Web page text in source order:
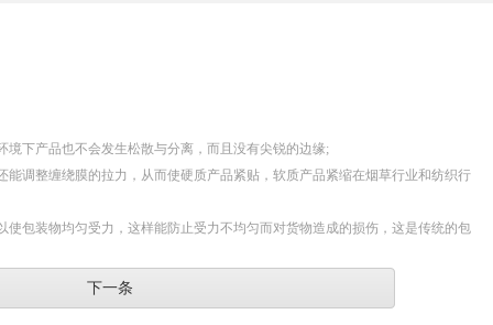
下产品也不会发生松散与分离，而且没有尖锐的边缘;
调整缠绕膜的拉力，从而使硬质产品紧贴，软质产品紧缩在烟草行业和纺织行
包装物均匀受力，这样能防止受力不均匀而对货物造成的损伤，这是传统的包
下一条